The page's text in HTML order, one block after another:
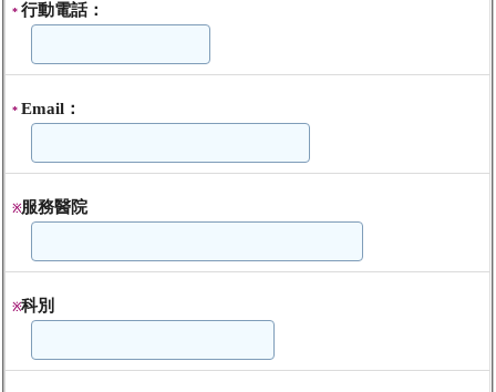
*行動電話：
* Email：
※服務醫院
※科別